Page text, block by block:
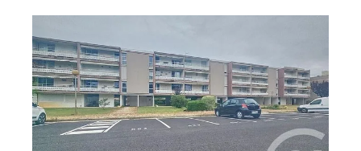
LA TESTE DE BUCH 33
12 m2
Ref : 10361
Parking à louer
125 €
par mois charges comprises